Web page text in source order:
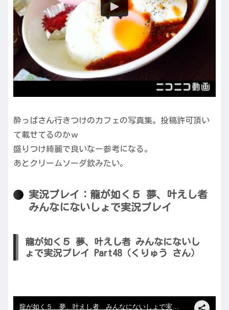
酔っぱさん行きつけのカフェの写真集。投稿許可頂い
て載せてるのかｗ
盛りつけ綺麗で良いなー参考になる。
あとクリームソーダ飲みたい。
実況プレイ：龍が如く５ 夢、叶えし者
みんなにないしょで実況プレイ
龍が如く５ 夢、叶えし者 みんなにないし
ょで実況プレイ Part48（くりゅう さん）